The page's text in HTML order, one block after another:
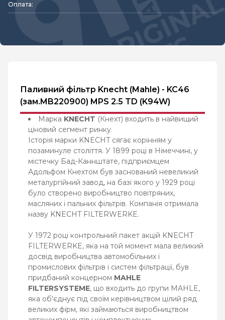
Оплата:
Паливний фільтр Knecht (Mahle) - KC46
(зам.MB220900) MPS 2.5 TD (K94W)
Марка KNECHT (Кнехт) входить в найвищий
ціновий сегмент ринку.
Історія марки KNECHT сягає корінням у
позаминуле століття. У 1899 році в Німеччині, у
містечку Бад-Каннштате, підприємцем
Адольфом Кнехтом був заснований невеликий
металургійний завод, на базі якого у 1929 році
було створено виробництво повітряних,
масляних і пальних фільтрів. Компанія отримала
назву KNECHT FILTERWERKE.
У 1972 році контрольний пакет акцій KNECHT
FILTERWERKE, яка на той момент мала великий
досвід виробництва автомобільних і
промислових фільтрів і систем фільтрації, був
придбаний концерном MAHLE
FILTERSYSTEME, що входить до групи MAHLE,
яка об'єднує під своїм керівництвом цілий ряд
великих фірм, які займаються виробництвом